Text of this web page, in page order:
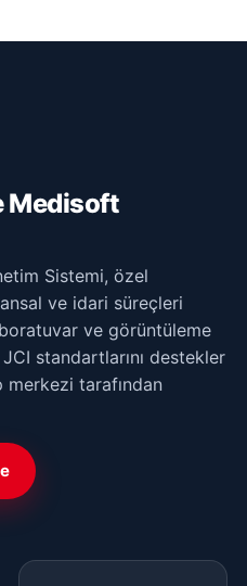
Medisoft
Sistemi, özel
ve idari süreçleri
ve görüntüleme
standartlarını destekler
merkezi tarafından